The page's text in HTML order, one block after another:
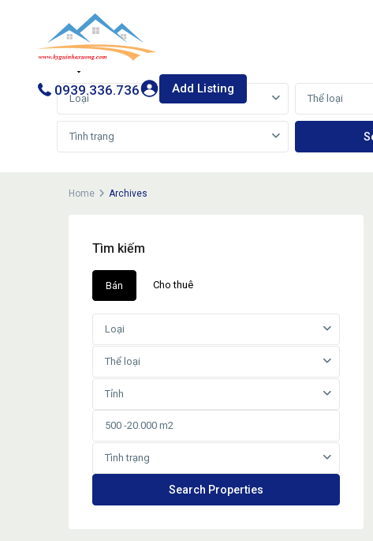
0939.336.736 Add Listing
Bán Cho thuê
Loại Thể loại
Tình trạng
Home Archives
Tìm kiếm
Bán Cho thuê
Loại
Thể loại
Tỉnh
Tình trạng